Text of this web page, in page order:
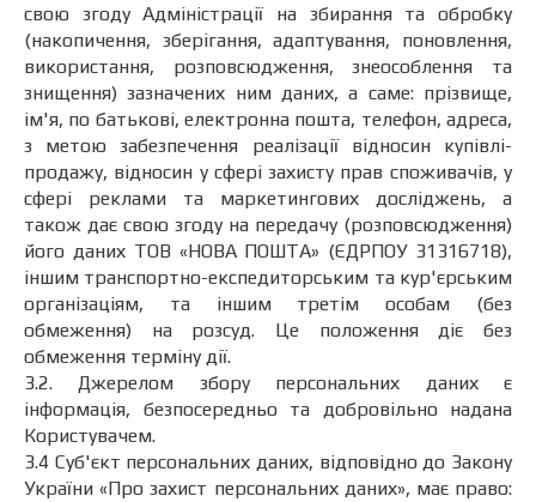
свою згоду Адміністрації на збирання та обробку
(накопичення, зберігання, адаптування, поновлення,
використання, розповсюдження, знеособлення та
знищення) зазначених ним даних, а саме: прізвище,
ім'я, по батькові, електронна пошта, телефон, адреса,
з метою забезпечення реалізації відносин купівлі-
продажу, відносин у сфері захисту прав споживачів, у
сфері реклами та маркетингових досліджень, а
також дає свою згоду на передачу (розповсюдження)
його даних ТОВ «НОВА ПОШТА» (ЄДРПОУ 31316718),
іншим транспортно-експедиторським та кур'єрським
організаціям, та іншим третім особам (без
обмеження) на розсуд. Це положення діє без
обмеження терміну дії.
3.2. Джерелом збору персональних даних є
інформація, безпосередньо та добровільно надана
Користувачем.
3.4 Суб'єкт персональних даних, відповідно до Закону
України «Про захист персональних даних», має право: